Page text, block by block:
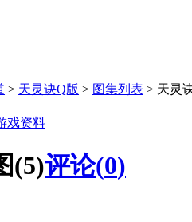
> 天灵诀Q版 > 图集列表 > 天灵
戏资料
(5)评论(0)